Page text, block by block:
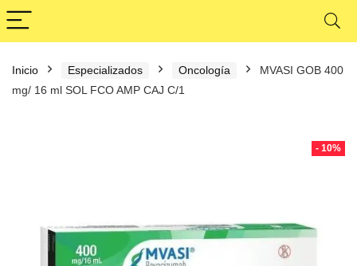
Inicio Especializados Oncología
MVASI GOB 400
mg/ 16 ml SOL FCO AMP CAJ C/1
- 10%